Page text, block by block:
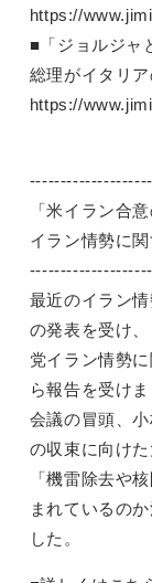
https://
■「ジョルジャ
総理がイタリ
https://
「米イラン合
イラン情勢に
最近のイラン
の発表を受け、
党イラン情勢
ら報告を受けま
会議の冒頭、
の収束に向け
「機雷除去や
まれているの
した。